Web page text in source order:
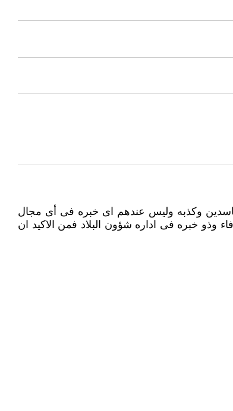
وفاسدين وكذبه وليس عندهم اى خبره فى أى مجال
وذو خبره فى اداره شؤون البلاد فمن الاكيد ان